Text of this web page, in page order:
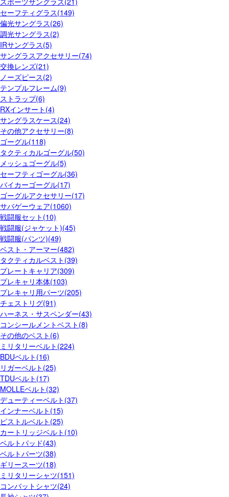
セーフティグラス(149)
偏光サングラス(26)
調光サングラス(2)
IRサングラス(5)
サングラスアクセサリー(74)
交換レンズ(21)
ノーズピース(2)
テンプルフレーム(9)
ストラップ(6)
RXインサート(4)
サングラスケース(24)
その他アクセサリー(8)
ゴーグル(118)
タクティカルゴーグル(50)
メッシュゴーグル(5)
セーフティゴーグル(36)
バイカーゴーグル(17)
ゴーグルアクセサリー(17)
サバゲーウェア(1060)
戦闘服セット(10)
戦闘服(ジャケット)(45)
戦闘服(パンツ)(49)
ベスト・アーマー(482)
タクティカルベスト(39)
プレートキャリア(309)
プレキャリ本体(103)
プレキャリ用パーツ(205)
チェストリグ(91)
ハーネス・サスペンダー(43)
コンシールメントベスト(8)
その他のベスト(6)
ミリタリーベルト(224)
BDUベルト(16)
リガーベルト(25)
TDUベルト(17)
MOLLEベルト(32)
デューティーベルト(37)
インナーベルト(15)
ピストルベルト(25)
カートリッジベルト(10)
ベルトパッド(43)
ベルトパーツ(38)
ギリースーツ(18)
ミリタリーシャツ(151)
コンバットシャツ(24)